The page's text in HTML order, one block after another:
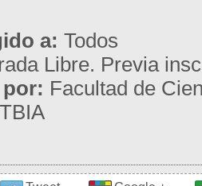
a: Todos
Libre. Previa
Facultad de